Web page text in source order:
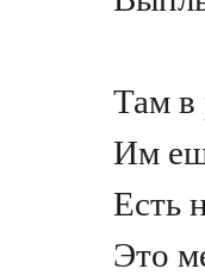
Там в
Им
Есть
Это